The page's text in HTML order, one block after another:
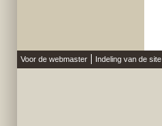
Voor de webmaster Indeling van de site